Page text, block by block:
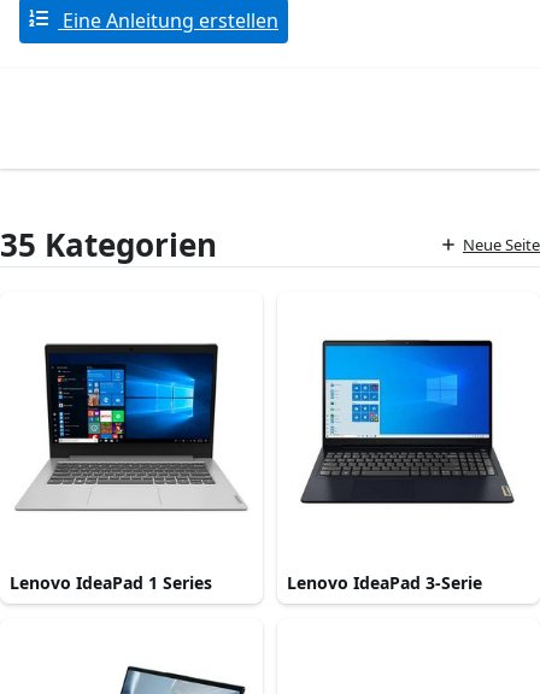
Eine Anleitung erstellen
35 Kategorien Neue Seite
Lenovo IdeaPad 1 Series Lenovo IdeaPad 3-Serie